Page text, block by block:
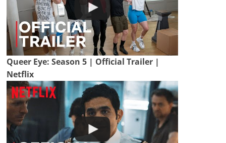
Queer Eye: Season 5 | Official Trailer |
Netflix